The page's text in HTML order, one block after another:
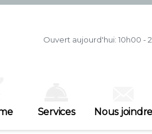
Ouvert aujourd'hui: 10h00 -
mercredi8/5
10h00 -
vendredi8/7
10h00 -
Services Nous joindre